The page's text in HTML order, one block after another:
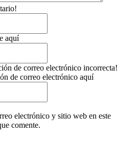
aquí
de correo electrónico incorrecta!
de correo electrónico aquí
electrónico y sitio web en este
comente.